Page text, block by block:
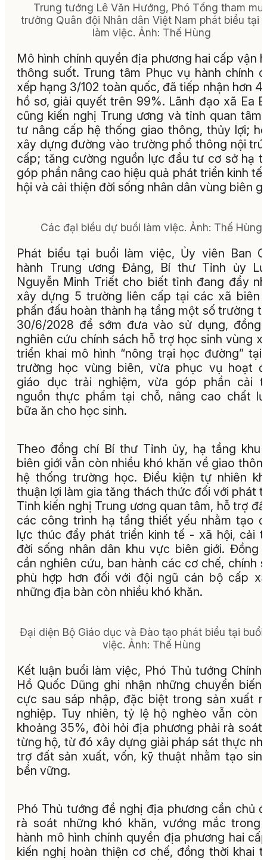
Trung tướng Lê Văn Hướng, Phó Tổng tham
trưởng Quân đội Nhân dân Việt Nam phát biểu tại
làm việc. Ảnh: Thế Hùng
Mô hình chính quyền địa phương hai cấp vận
thông suốt. Trung tâm Phục vụ hành chính
xếp hạng 3/102 toàn quốc, đã tiếp nhận hơn
hồ sơ, giải quyết trên 99%. Lãnh đạo xã Ea
cũng kiến nghị Trung ương và tỉnh quan tâm
tư nâng cấp hệ thống giao thông, thủy lợi;
xây dựng đường vào trường phổ thông nội trú
cấp; tăng cường nguồn lực đầu tư cơ sở hạ
góp phần nâng cao hiệu quả phát triển kinh tế
hội và cải thiện đời sống nhân dân vùng biên
Các đại biểu dự buổi làm việc. Ảnh: Thế Hùng
Phát biểu tại buổi làm việc, Ủy viên Ban
hành Trung ương Đảng, Bí thư Tỉnh ủy
Nguyễn Minh Triết cho biết tỉnh đang đẩy
xây dựng 5 trường liên cấp tại các xã biên
phấn đấu hoàn thành hạ tầng một số trường
30/6/2028 để sớm đưa vào sử dụng, đồng
nghiên cứu chính sách hỗ trợ học sinh vùng
triển khai mô hình “nông trại học đường” tại
trường học vùng biên, vừa phục vụ hoạt
giáo dục trải nghiệm, vừa góp phần cải
nguồn thực phẩm tại chỗ, nâng cao chất
bữa ăn cho học sinh.
Theo đồng chí Bí thư Tỉnh ủy, hạ tầng khu
biên giới vẫn còn nhiều khó khăn về giao
hệ thống trường học. Điều kiện tự nhiên
thuận lợi làm gia tăng thách thức đối với phát
Tỉnh kiến nghị Trung ương quan tâm, hỗ trợ
các công trình hạ tầng thiết yếu nhằm tạo
lực thúc đẩy phát triển kinh tế - xã hội, cải
đời sống nhân dân khu vực biên giới. Đồng
cần nghiên cứu, ban hành các cơ chế, chính
phù hợp hơn đối với đội ngũ cán bộ cấp
những địa bàn còn nhiều khó khăn.
Đại diện Bộ Giáo dục và Đào tạo phát biểu tại buổi
việc. Ảnh: Thế Hùng
Kết luận buổi làm việc, Phó Thủ tướng Chính
Hồ Quốc Dũng ghi nhận những chuyển biến
cực sau sáp nhập, đặc biệt trong sản xuất
nghiệp. Tuy nhiên, tỷ lệ hộ nghèo vẫn còn
khoảng 35%, đòi hỏi địa phương phải rà soát
từng hộ, từ đó xây dựng giải pháp sát thực
trợ đất sản xuất, vốn, kỹ thuật nhằm tạo
bền vững.
Phó Thủ tướng đề nghị địa phương cần chủ
rà soát những khó khăn, vướng mắc trong
hành mô hình chính quyền địa phương hai
kiến nghị hoàn thiện cơ chế, đồng thời khai